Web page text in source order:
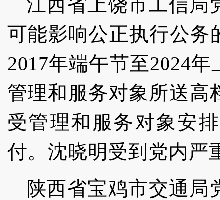
江西省上饶市工信局
可能影响公正执行公务
2017年端午节至2024
管理和服务对象所送高
受管理和服务对象安
付。沈晓明受到党内严
陕西省宝鸡市交通局